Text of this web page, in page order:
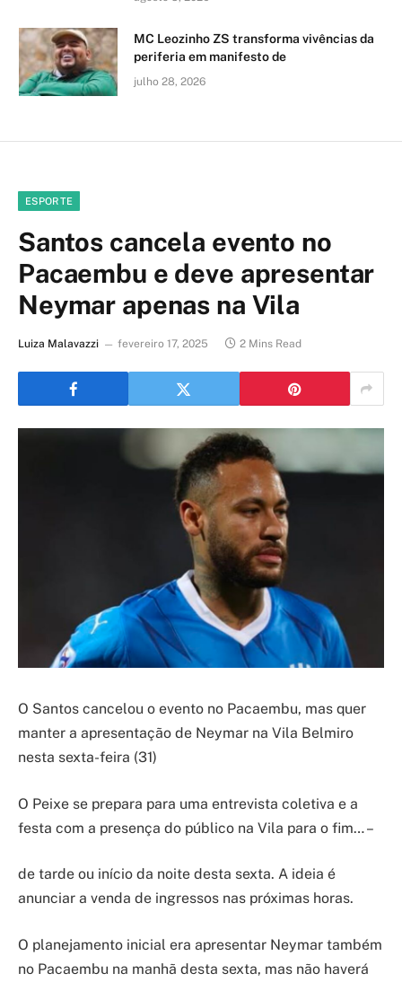
MC Leozinho ZS transforma vivências da
periferia em manifesto de
julho 28, 2026
ESPORTE
Santos cancela evento no
Pacaembu e deve apresentar
Neymar apenas na Vila
Luiza Malavazzi fevereiro 17, 2025 2 Mins Read
O Santos cancelou o evento no Pacaembu, mas quer
manter a apresentação de Neymar na Vila Belmiro
nesta sexta-feira (31)
O Peixe se prepara para uma entrevista coletiva e a
festa com a presença do público na Vila para o fim… –
de tarde ou início da noite desta sexta. A ideia é
anunciar a venda de ingressos nas próximas horas.
O planejamento inicial era apresentar Neymar também
no Pacaembu na manhã desta sexta, mas não haverá